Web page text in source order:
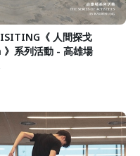
《 人間探戈
系列活動 - 高雄場